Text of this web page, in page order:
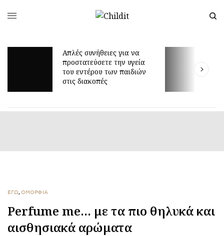
Απλές συνήθειες για να
προστατεύσετε την υγεία
του εντέρου των παιδιών
στις διακοπές
είναι
ΕΓΩ,ΟΜΟΡΦΙΑ
Perfume me… με τα πιο θηλυκά και
αισθησιακά αρώματα